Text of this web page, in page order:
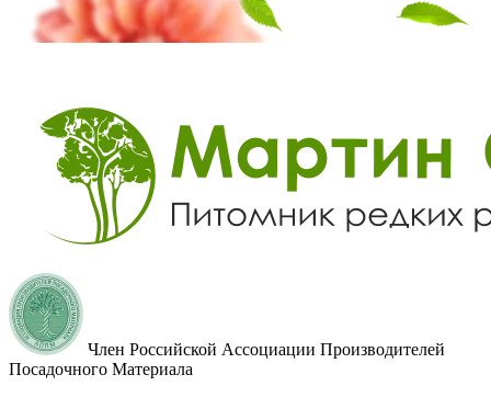
Член Российской Ассоциации Производителей
Посадочного Материала